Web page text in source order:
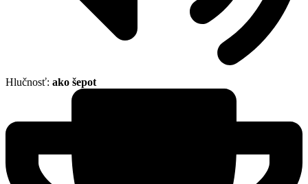
Hlučnosť: ako šepot